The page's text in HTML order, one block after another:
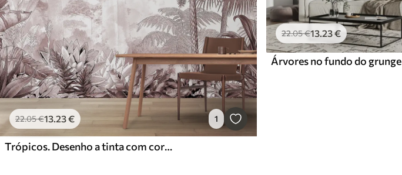
22.05€13.23€ 1
Trópicos. Desenho a tinta com cores púrpura
22.05€13.23€
Árvores no fundo do grunge